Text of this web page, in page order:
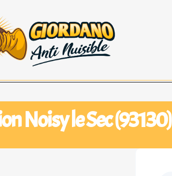
Noisy le Sec (93130)